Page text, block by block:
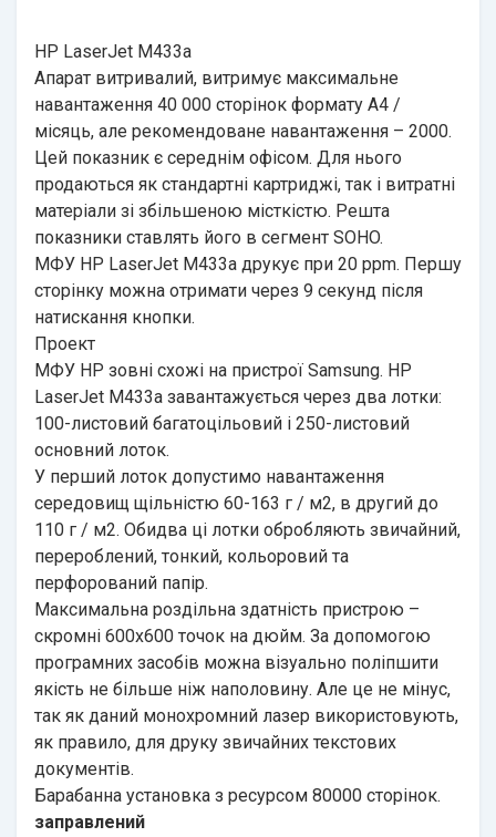
HP LaserJet M433a
Апарат витривалий, витримує максимальне
навантаження 40 000 сторінок формату А4 /
місяць, але рекомендоване навантаження – 2000.
Цей показник є середнім офісом. Для нього
продаються як стандартні картриджі, так і витратні
матеріали зі збільшеною місткістю. Решта
показники ставлять його в сегмент SOHO.
МФУ HP LaserJet M433a друкує при 20 ppm. Першу
сторінку можна отримати через 9 секунд після
натискання кнопки.
Проект
МФУ HP зовні схожі на пристрої Samsung. HP
LaserJet M433a завантажується через два лотки:
100-листовий багатоцільовий і 250-листовий
основний лоток.
У перший лоток допустимо навантаження
середовищ щільністю 60-163 г / м2, в другий до
110 г / м2. Обидва ці лотки обробляють звичайний,
перероблений, тонкий, кольоровий та
перфорований папір.
Максимальна роздільна здатність пристрою –
скромні 600х600 точок на дюйм. За допомогою
програмних засобів можна візуально поліпшити
якість не більше ніж наполовину. Але це не мінус,
так як даний монохромний лазер використовують,
як правило, для друку звичайних текстових
документів.
Барабанна установка з ресурсом 80000 сторінок.
заправлений